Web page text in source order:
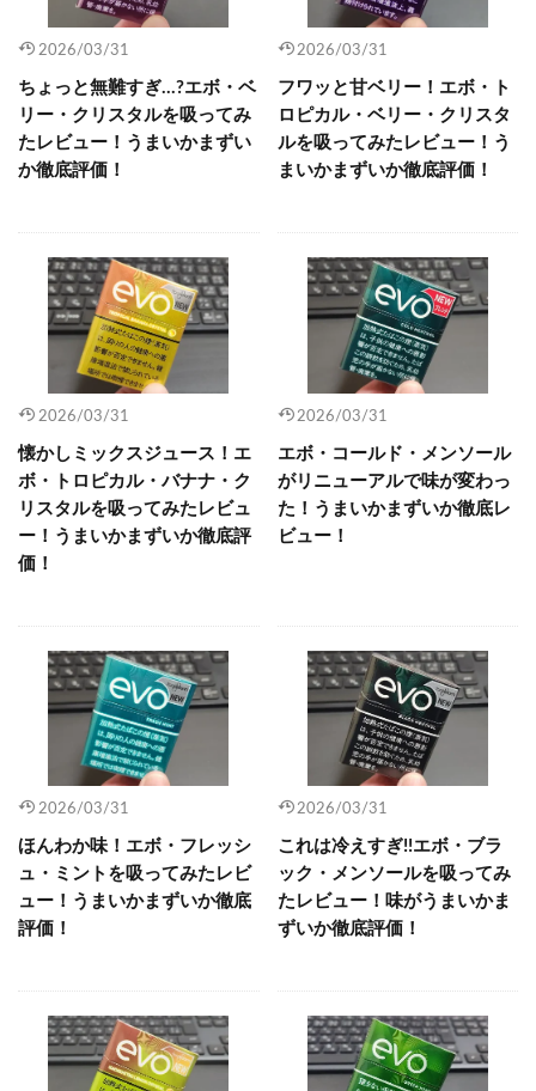
2026/03/31
ちょっと無難すぎ…?エボ・ベ
リー・クリスタルを吸ってみ
たレビュー！うまいかまずい
か徹底評価！
2026/03/31
フワッと甘ベリー！エボ・ト
ロピカル・ベリー・クリスタ
ルを吸ってみたレビュー！う
まいかまずいか徹底評価！
2026/03/31
懐かしミックスジュース！エ
ボ・トロピカル・バナナ・ク
リスタルを吸ってみたレビュ
ー！うまいかまずいか徹底評
価！
2026/03/31
エボ・コールド・メンソール
がリニューアルで味が変わっ
た！うまいかまずいか徹底レ
ビュー！
2026/03/31
ほんわか味！エボ・フレッシ
ュ・ミントを吸ってみたレビ
ュー！うまいかまずいか徹底
評価！
2026/03/31
これは冷えすぎ!!エボ・ブラ
ック・メンソールを吸ってみ
たレビュー！味がうまいかま
ずいか徹底評価！